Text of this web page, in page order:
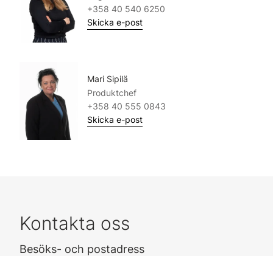
+358 40 540 6250
Skicka e-post
Mari Sipilä
Produktchef
+358 40 555 0843
Skicka e-post
Kontakta oss
Besöks- och postadress